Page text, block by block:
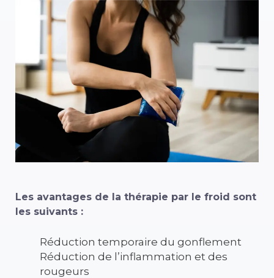
Les avantages de la thérapie par le froid sont
les suivants :
Réduction temporaire du gonflement
Réduction de l’inflammation et des
rougeurs